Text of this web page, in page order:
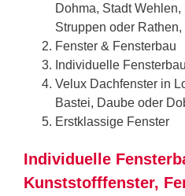
Dohma, Stadt
Struppen oder
Fenster & Fensterbau
Individuelle Fensterbau
Velux Dachfenster in
Bastei, Daube oder
Erstklassige Fenster
Individuelle
Kunststofffenster,